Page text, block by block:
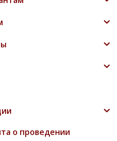
о проведении